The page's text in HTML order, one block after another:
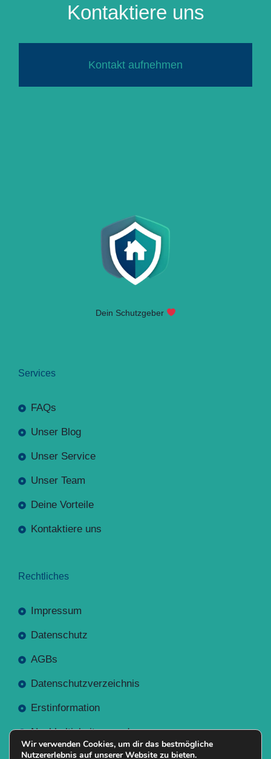
Kontaktiere uns
Kontakt aufnehmen
Dein Schutzgeber
Services
FAQs
Unser Blog
Unser Service
Unser Team
Deine Vorteile
Kontaktiere uns
Rechtliches
Impressum
Datenschutz
AGBs
Datenschutzverzeichnis
Erstinformation
Nachhaltigkeitsverordnung
Wir verwenden Cookies, um dir das bestmögliche
Nutzererlebnis auf unserer Website zu bieten.